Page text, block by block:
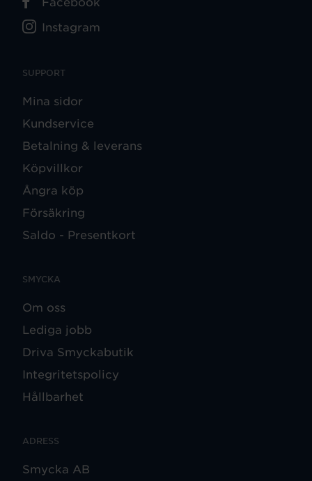
SUPPORT
Mina sidor
Kundservice
Betalning & leverans
Köpvillkor
Ångra köp
Försäkring
Saldo - Presentkort
SMYCKA
Om oss
Lediga jobb
Driva Smyckabutik
Integritetspolicy
Hållbarhet
ADRESS
Smycka AB
Instagram